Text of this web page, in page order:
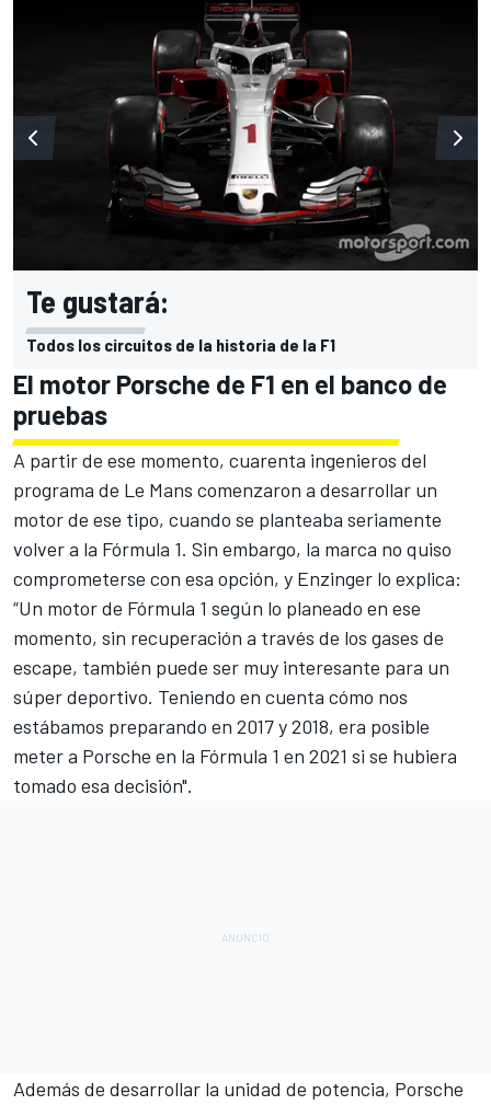
Te gustará:
Todos los circuitos de la historia de la F1
El motor Porsche de F1 en el banco de
pruebas
A partir de ese momento, cuarenta ingenieros del
programa de Le Mans comenzaron a desarrollar un
motor de ese tipo, cuando se planteaba seriamente
volver a la Fórmula 1. Sin embargo, la marca no quiso
comprometerse con esa opción, y Enzinger lo explica:
“Un motor de Fórmula 1 según lo planeado en ese
momento, sin recuperación a través de los gases de
escape, también puede ser muy interesante para un
súper deportivo. Teniendo en cuenta cómo nos
estábamos preparando en 2017 y 2018, era posible
meter a Porsche en la Fórmula 1 en 2021 si se hubiera
tomado esa decisión".
Además de desarrollar la unidad de potencia, Porsche